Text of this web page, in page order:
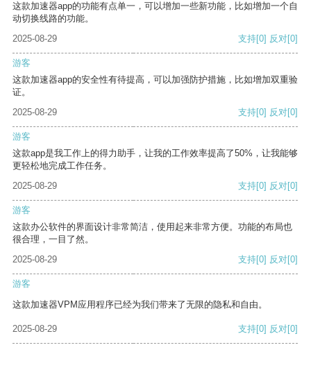
这款加速器app的功能有点单一，可以增加一些新功能，比如增加一个自
动切换线路的功能。
2025-08-29
支持[0] 反对[0]
游客
这款加速器app的安全性有待提高，可以加强防护措施，比如增加双重验
证。
2025-08-29
支持[0] 反对[0]
游客
这款app是我工作上的得力助手，让我的工作效率提高了50%，让我能够
更轻松地完成工作任务。
2025-08-29
支持[0] 反对[0]
游客
这款办公软件的界面设计非常简洁，使用起来非常方便。功能的布局也
很合理，一目了然。
2025-08-29
支持[0] 反对[0]
游客
这款加速器VPM应用程序已经为我们带来了无限的隐私和自由。
2025-08-29 支持[0] 反对[0]